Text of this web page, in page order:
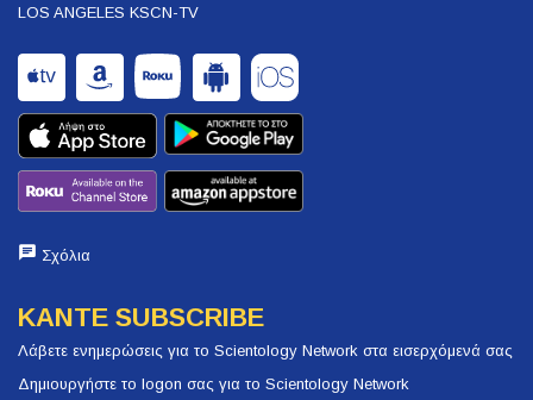
LOS ANGELES KSCN-TV
Σχόλια
ΚΑΝΤΕ SUBSCRIBE
Λάβετε ενημερώσεις για το Scientology Network στα εισερχόμενά σας
Δημιουργήστε το logon σας για το Scientology Network